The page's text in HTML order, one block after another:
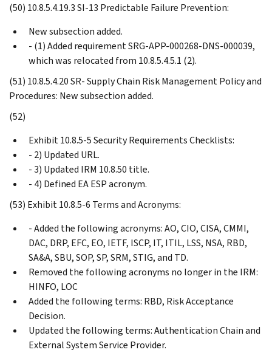
(50) 10.8.5.4.19.3 SI-13 Predictable Failure Prevention:
New subsection added.
- (1) Added requirement SRG-APP-000268-DNS-000039,
which was relocated from 10.8.5.4.5.1 (2).
(51) 10.8.5.4.20 SR- Supply Chain Risk Management Policy and
Procedures: New subsection added.
(52)
Exhibit 10.8.5-5 Security Requirements Checklists:
- 2) Updated URL.
- 3) Updated IRM 10.8.50 title.
- 4) Defined EA ESP acronym.
(53) Exhibit 10.8.5-6 Terms and Acronyms:
- Added the following acronyms: AO, CIO, CISA, CMMI,
DAC, DRP, EFC, EO, IETF, ISCP, IT, ITIL, LSS, NSA, RBD,
SA&A, SBU, SOP, SP, SRM, STIG, and TD.
Removed the following acronyms no longer in the IRM:
HINFO, LOC
Added the following terms: RBD, Risk Acceptance
Decision.
Updated the following terms: Authentication Chain and
External System Service Provider.